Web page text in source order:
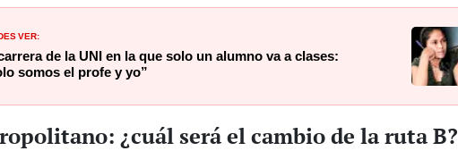
VER:
de la UNI en la que solo un alumno va a clases:
somos el profe y yo”
¿cuál será el cambio de la ruta B?